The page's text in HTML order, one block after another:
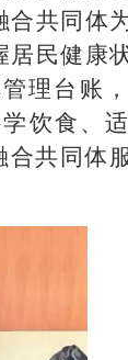
共同体
民健康
理台账
饮食、
共同体